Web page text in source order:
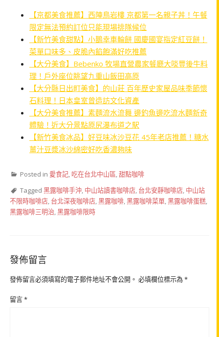
【京都美食推薦】西陣鳥岩樓 京都第一名親子丼！午餐
限定無法預約訂位只能現場排隊候位
【新竹美食甜點】小鵲幸車輪餅 國慶國宴指定紅豆餅！
菜單口味多、皮脆內餡飽滿好吃推薦
【大分美食】Bebenko 牧場直營農家餐廳大啖豐後牛料
理！戶外座位眺望九重山飯田高原
【大分縣日出町美食】的山莊 百年歷史家屋品味季節懷
石料理！日本皇室曾造訪文化資產
【大分美食推薦】素麵流水流舞 邊釣魚邊吃流水麵新奇
體驗！近大分景點原尻瀑布道之駅
【新竹美食冰品】好豆味冰沙豆花 45年老店推薦！糖水
薑汁豆漿冰沙綿密好吃香濃夠味
Posted in 愛食記 吃在台北中山區 甜點咖啡
Tagged 黑露咖啡手沖 中山站讀書咖啡店 台北安靜咖啡店 中山站
不限時咖啡店 台北深夜咖啡店 黑露咖啡 黑露咖啡菜單 黑露咖啡蛋糕
黑露咖啡三明治 黑露咖啡限時
發佈留言
發佈留言必須填寫的電子郵件地址不會公開。 必填欄位標示為*
留言*